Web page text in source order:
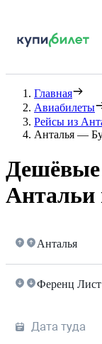
Главная
Авиабилеты
Рейсы из
Анталья —
Дешёвые
Антальи
Анталья
Ференц Лист
Дата туда